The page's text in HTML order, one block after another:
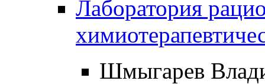
Лаборатория
Шмыгарев